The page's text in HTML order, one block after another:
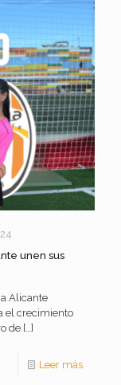
unen sus
Alicante
el crecimiento
de […]
Leer más